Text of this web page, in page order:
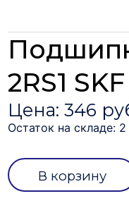
2RS1 SKF
Цена: 346
Остаток на складе: 2
В корзину